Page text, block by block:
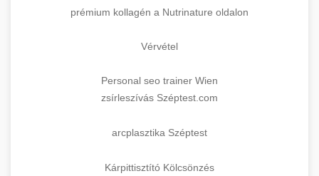
prémium kollagén a Nutrinature oldalon
Vérvétel
Personal seo trainer Wien
zsírleszívás Széptest.com
arcplasztika Széptest
Kárpittisztító Kölcsönzés